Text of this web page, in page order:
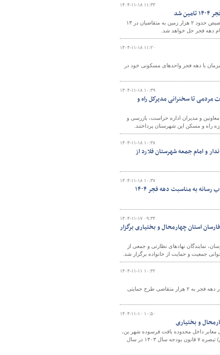
۱۴۰۴-۱۱-۱۸ ۱۱:۳۳
مدیرکل راه و شهرسازی چهارمحال و بختیاری گفت: مشکل متقاضیان جوانی جمعیت با تخصیص حدود ۲ هزار زمین به متقاضیان در ۱۳
۱۴۰۴-۱۱-۱۸ ۱۱:۲۰
در چهارمحال و بختیاری همزمان با دهه فجر واحدهای مسکونی خود در
۱۴۰۴-۱۱-۱۸ ۱۰:۳۹
مردمی تا سخنرانی مدیرکل راه و
و مدیران اداره حراست، بازرسی و
راه و مسکن این شهرستان پرداختند.
۱۴۰۴-۱۱-۱۸ ۱۰:۳۸
و امام جمعه شهرستان فلارد از
۱۴۰۴-۱۱-۱۸ ۱۰:۳۷
به مناسبت دهه فجر ۱۴۰۴
۱۴۰۴-۱۱-۱۷ ۰۹:۳۴
فارسان استان چهارمحال و بختیاری برگزار
نمایندگان نهادهای نظارتی و جمعی از
۱۴۰۴-۱۱-۱۱ ۱۰:۳۲
سرپرست معاونت املاک و حقوقی اداره کل راه و شهرسازی چهارمحال و بختیاری گفت: در دهه فجر به ۲ هزار متقاضی طرح حمایتی
۱۴۰۴-۱۱-۱۰ ۱۰:۵۰
معابر داخل محدوده بافت فرسوده شهر بن،
۵۱ تن قیر رایگان بازآفرینی شهری به ارزش تقریبی ۶ میلیارد ریال از محل اعتبارات بند (س) تبصره ۷ قانون بودجه سال ۱۴۰۳ در سال